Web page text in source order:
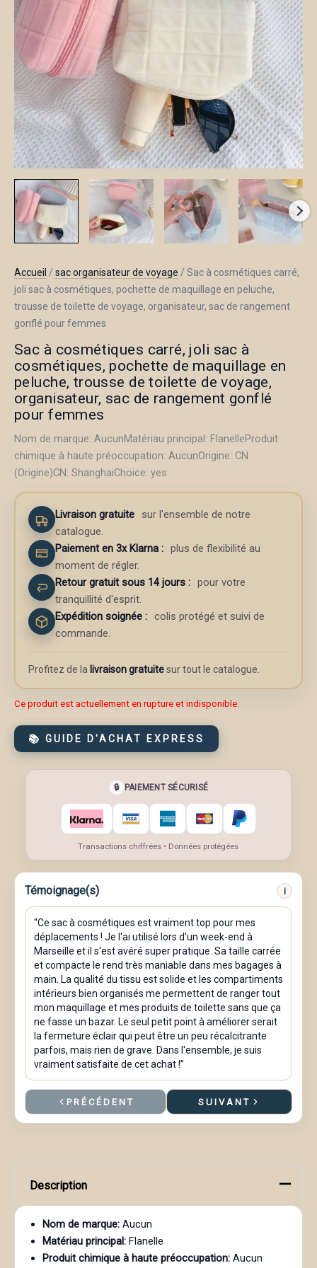
Accueil / sac organisateur de voyage / Sac à cosmétiques carré,
joli sac à cosmétiques, pochette de maquillage en peluche,
trousse de toilette de voyage, organisateur, sac de rangement
gonflé pour femmes
Sac à cosmétiques carré, joli sac à
cosmétiques, pochette de maquillage en
peluche, trousse de toilette de voyage,
organisateur, sac de rangement gonflé
pour femmes
Nom de marque: AucunMatériau principal: FlanelleProduit
chimique à haute préoccupation: AucunOrigine: CN
(Origine)CN: ShanghaiChoice: yes
Livraison gratuite
sur l'ensemble de notre
catalogue.
Paiement en 3x Klarna : plus de flexibilité au
moment de régler.
Retour gratuit sous 14 jours : pour votre
tranquillité d'esprit.
Expédition soignée : colis protégé et suivi de
commande.
Profitez de la livraison gratuitesur tout le catalogue.
Ce produit est actuellement en rupture et indisponible.
📚 GUIDE D'ACHAT EXPRESS
🔒 PAIEMENT SÉCURISÉ
Transactions chiffrées • Données protégées
Témoignage(s) i
“Ce sac à cosmétiques est vraiment top pour mes
déplacements ! Je l'ai utilisé lors d'un week-end à
Marseille et il s'est avéré super pratique. Sa taille carrée
et compacte le rend très maniable dans mes bagages à
main. La qualité du tissu est solide et les compartiments
intérieurs bien organisés me permettent de ranger tout
mon maquillage et mes produits de toilette sans que ça
ne fasse un bazar. Le seul petit point à améliorer serait
la fermeture éclair qui peut être un peu récalcitrante
parfois, mais rien de grave. Dans l'ensemble, je suis
vraiment satisfaite de cet achat !”
PRÉCÉDENT SUIVANT
Description
Nom de marque:Aucun
Matériau principal:Flanelle
Produit chimique à haute préoccupation:Aucun